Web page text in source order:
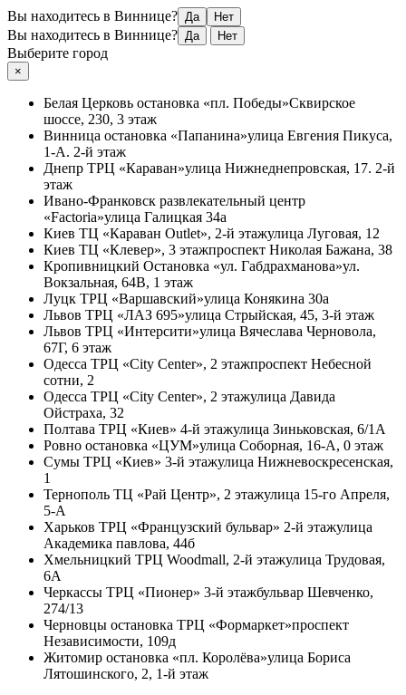
Вы находитесь в Виннице? Да Нет
Вы находитесь в Виннице? Да Нет
Выберите город
×
Белая Церковь остановка «пл. Победы»Сквирское
шоссе, 230, 3 этаж
Винница остановка «Папанина»улица Евгения Пикуса,
1-А. 2-й этаж
Днепр ТРЦ «Караван»улица Нижнеднепровская, 17. 2-й
этаж
Ивано-Франковск развлекательный центр
«Factoria»улица Галицкая 34а
Киев ТЦ «Караван Outlet», 2-й этажулица Луговая, 12
Киев ТЦ «Клевер», 3 этажпроспект Николая Бажана, 38
Кропивницкий Остановка «ул. Габдрахманова»ул.
Вокзальная, 64В, 1 этаж
Луцк ТРЦ «Варшавский»улица Конякина 30а
Львов ТРЦ «ЛАЗ 695»улица Стрыйская, 45, 3-й этаж
Львов ТРЦ «Интерсити»улица Вячеслава Черновола,
67Г, 6 этаж
Одесса ТРЦ «City Center», 2 этажпроспект Небесной
сотни, 2
Одесса ТРЦ «City Center», 2 этажулица Давида
Ойстраха, 32
Полтава ТРЦ «Киев» 4-й этажулица Зиньковская, 6/1А
Ровно остановка «ЦУМ»улица Соборная, 16-А, 0 этаж
Сумы ТРЦ «Киев» 3-й этажулица Нижневоскресенская,
1
Тернополь ТЦ «Рай Центр», 2 этажулица 15-го Апреля,
5-А
Харьков ТРЦ «Французский бульвар» 2-й этажулица
Академика павлова, 44б
Хмельницкий ТРЦ Woodmall, 2-й этажулица Трудовая,
6А
Черкассы ТРЦ «Пионер» 3-й этажбульвар Шевченко,
274/13
Черновцы остановка ТРЦ «Формаркет»проспект
Независимости, 109д
Житомир остановка «пл. Королёва»улица Бориса
Лятошинского, 2, 1-й этаж